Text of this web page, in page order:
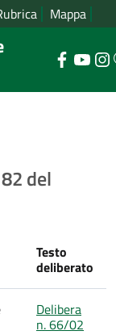
Mappa
del
Testo
deliberato
Delibera
n. 66/02